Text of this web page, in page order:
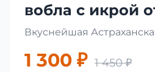
вобла с икрой
Вкуснейшая
1 300 ₽ 1 450 ₽